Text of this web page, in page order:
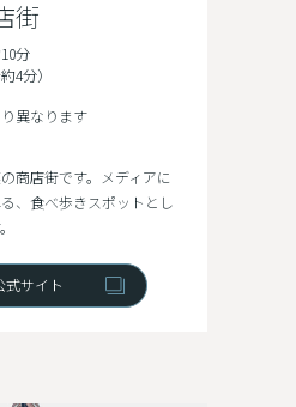
街
分
4分）
異なります
商店街です。メディアに
、食べ歩きスポットとし
式サイト